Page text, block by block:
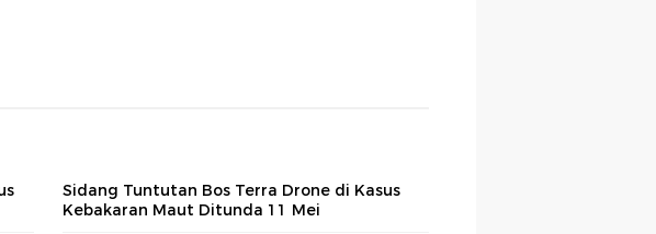
Sidang Tuntutan Bos Terra Drone di Kasus
Kebakaran Maut Ditunda 11 Mei